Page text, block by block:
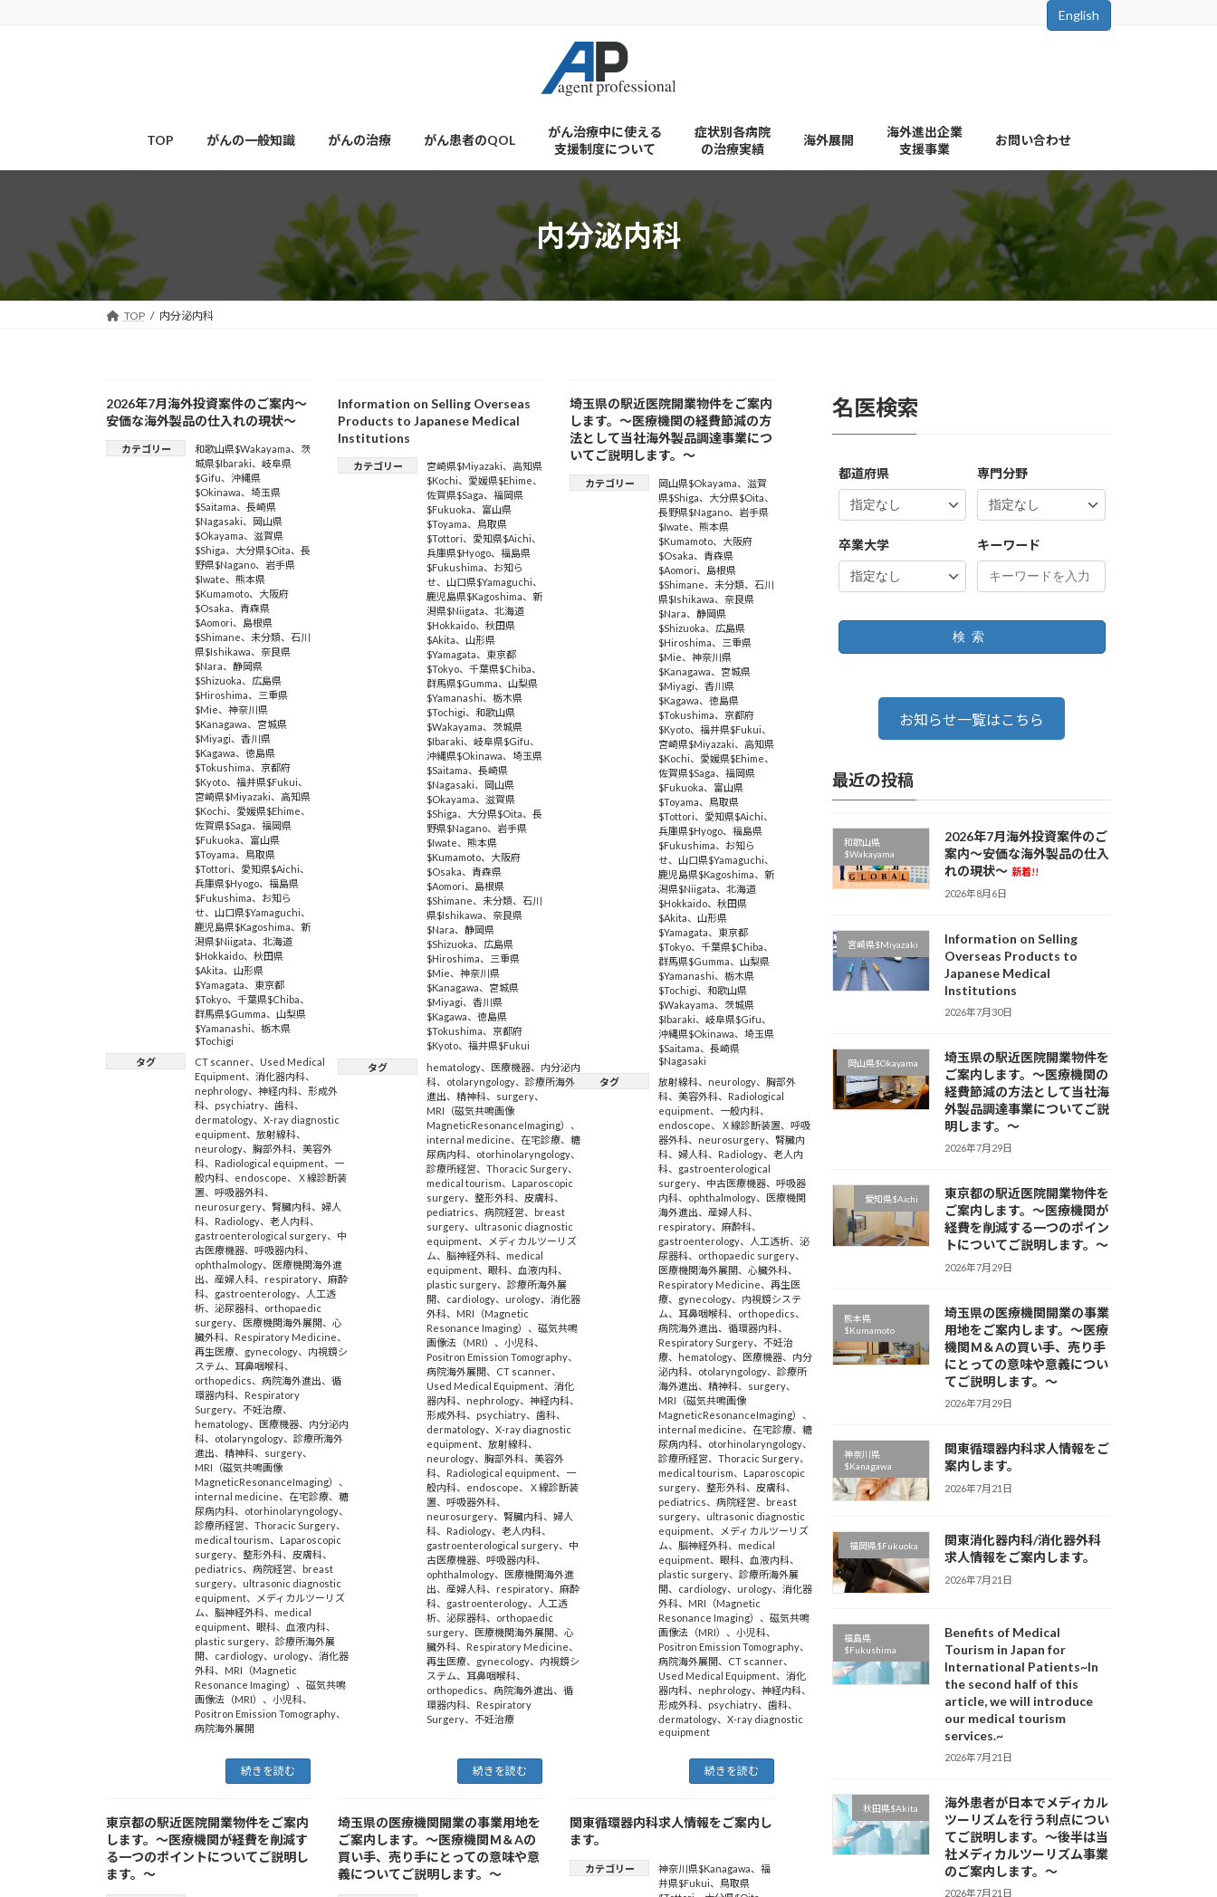
English
TOP がんの一般知識 がんの治療 がん患者のQOL
がん治療中に使える
支援制度について
症状別各病院
の治療実績
海外展開
海外進出企業
支援事業
お問い合わせ
内分泌内科
TOP 内分泌内科
2026年7月海外投資案件のご案内～
安価な海外製品の仕入れの現状～
カテゴリー 和歌山県$Wakayama、 茨
城県$Ibaraki、 岐阜県
$Gifu、 沖縄県
$Okinawa、 埼玉県
$Saitama、 長崎県
$Nagasaki、 岡山県
$Okayama、 滋賀県
$Shiga、 大分県$Oita、 長
野県$Nagano、 岩手県
$Iwate、 熊本県
$Kumamoto、 大阪府
$Osaka、 青森県
$Aomori、 島根県
$Shimane、 未分類、 石川
県$Ishikawa、 奈良県
$Nara、 静岡県
$Shizuoka、 広島県
$Hiroshima、 三重県
$Mie、 神奈川県
$Kanagawa、 宮城県
$Miyagi、 香川県
$Kagawa、 徳島県
$Tokushima、 京都府
$Kyoto、 福井県$Fukui、
宮崎県$Miyazaki、 高知県
$Kochi、 愛媛県$Ehime、
佐賀県$Saga、 福岡県
$Fukuoka、 富山県
$Toyama、 鳥取県
$Tottori、 愛知県$Aichi、
兵庫県$Hyogo、 福島県
$Fukushima、 お知ら
せ、 山口県$Yamaguchi、
鹿児島県$Kagoshima、 新
潟県$Niigata、 北海道
$Hokkaido、 秋田県
$Akita、 山形県
$Yamagata、 東京都
$Tokyo、 千葉県$Chiba、
群馬県$Gumma、 山梨県
$Yamanashi、 栃木県
$Tochigi
タグ
CT scanner、 Used Medical
Equipment、 消化器内科、
nephrology、 神経内科、 形成外
科、 psychiatry、 歯科、
dermatology、 X-ray diagnostic
equipment、 放射線科、
neurology、 胸部外科、 美容外
科、 Radiological equipment、 一
般内科、 endoscope、
Ｘ線診断装
置、 呼吸器外科、
neurosurgery、 腎臓内科、 婦人
科、 Radiology、 老人内科、
gastroenterological surgery、 中
古医療機器、 呼吸器内科、
ophthalmology、 医療機関海外進
出、 産婦人科、 respiratory、 麻酔
科、 gastroenterology、
人工透
析、 泌尿器科、 orthopaedic
surgery、 医療機関海外展開、 心
臓外科、 Respiratory Medicine、
再生医療、 gynecology、 内視鏡シ
ステム、 耳鼻咽喉科、
orthopedics、 病院海外進出、 循
環器内科、 Respiratory
Surgery、 不妊治療、
hematology、 医療機器、 内分泌内
科、 otolaryngology、 診療所海外
進出、 精神科、 surgery、
MRI（磁気共鳴画像
MagneticResonanceImaging） 、
internal medicine、 在宅診療、 糖
尿病内科、 otorhinolaryngology、
診療所経営、 Thoracic Surgery、
medical tourism、 Laparoscopic
surgery、 整形外科、 皮膚科、
pediatrics、 病院経営、 breast
surgery、 ultrasonic diagnostic
equipment、
メディカルツーリズ
ム、 脳神経外科、 medical
equipment、 眼科、 血液内科、
plastic surgery、 診療所海外展
開、 cardiology、 urology、 消化器
外科、 MRI（Magnetic
Resonance Imaging） 、 磁気共鳴
画像法（MRI） 、 小児科、
Positron Emission Tomography、
病院海外展開
続きを読む
Information on Selling Overseas
Products to Japanese Medical
Institutions
カテゴリー 宮崎県$Miyazaki、高知県
$Kochi、 愛媛県$Ehime、
佐賀県$Saga、福岡県
$Fukuoka、 富山県
$Toyama、 鳥取県
$Tottori、 愛知県$Aichi、
兵庫県$Hyogo、福島県
$Fukushima、 お知ら
せ、山口県$Yamaguchi、
鹿児島県$Kagoshima、新
潟県$Niigata、北海道
$Hokkaido、秋田県
$Akita、山形県
$Yamagata、 東京都
$Tokyo、千葉県$Chiba、
群馬県$Gumma、山梨県
$Yamanashi、栃木県
$Tochigi、和歌山県
$Wakayama、 茨城県
$Ibaraki、岐阜県$Gifu、
沖縄県$Okinawa、埼玉県
$Saitama、長崎県
$Nagasaki、 岡山県
$Okayama、滋賀県
$Shiga、 大分県$Oita、長
野県$Nagano、 岩手県
$Iwate、熊本県
$Kumamoto、 大阪府
$Osaka、青森県
$Aomori、 島根県
$Shimane、未分類、石川
県$Ishikawa、奈良県
$Nara、静岡県
$Shizuoka、 広島県
$Hiroshima、 三重県
$Mie、神奈川県
$Kanagawa、 宮城県
$Miyagi、香川県
$Kagawa、徳島県
$Tokushima、京都府
$Kyoto、福井県$Fukui
タグ
hematology、 医療機器、 内分泌内
科、 otolaryngology、診療所海外
進出、精神科、 surgery、
MRI（磁気共鳴画像
MagneticResonanceImaging）、
internal medicine、 在宅診療、糖
尿病内科、 otorhinolaryngology、
診療所経営、Thoracic Surgery、
medical tourism、 Laparoscopic
surgery、整形外科、 皮膚科、
pediatrics、病院経営、 breast
surgery、 ultrasonic diagnostic
equipment、
メディカルツーリズ
ム、脳神経外科、 medical
equipment、眼科、 血液内科、
plastic surgery、診療所海外展
開、 cardiology、 urology、消化器
外科、 MRI（Magnetic
Resonance Imaging）、磁気共鳴
画像法（MRI）、小児科、
Positron Emission Tomography、
病院海外展開、 CT scanner、
Used Medical Equipment、消化
器内科、 nephrology、神経内科、
形成外科、 psychiatry、歯科、
dermatology、X-ray diagnostic
equipment、放射線科、
neurology、胸部外科、美容外
科、 Radiological equipment、 一
般内科、 endoscope、
Ｘ線診断装
置、呼吸器外科、
neurosurgery、腎臓内科、婦人
科、 Radiology、老人内科、
gastroenterological surgery、 中
古医療機器、呼吸器内科、
ophthalmology、 医療機関海外進
出、産婦人科、 respiratory、麻酔
科、 gastroenterology、
人工透
析、泌尿器科、 orthopaedic
surgery、 医療機関海外展開、心
臓外科、 Respiratory Medicine、
再生医療、 gynecology、 内視鏡シ
ステム、 耳鼻咽喉科、
orthopedics、病院海外進出、循
環器内科、 Respiratory
Surgery、不妊治療
続きを読む
埼玉県の駅近医院開業物件をご案内
します。～医療機関の経費節減の方
法として当社海外製品調達事業につ
いてご説明します。～
カテゴリー 岡山県$Okayama、滋賀
県$Shiga、 大分県$Oita、
長野県$Nagano、 岩手県
$Iwate、熊本県
$Kumamoto、 大阪府
$Osaka、青森県
$Aomori、 島根県
$Shimane、未分類、石川
県$Ishikawa、奈良県
$Nara、静岡県
$Shizuoka、 広島県
$Hiroshima、 三重県
$Mie、神奈川県
$Kanagawa、 宮城県
$Miyagi、香川県
$Kagawa、徳島県
$Tokushima、京都府
$Kyoto、福井県$Fukui、
宮崎県$Miyazaki、高知県
$Kochi、 愛媛県$Ehime、
佐賀県$Saga、福岡県
$Fukuoka、 富山県
$Toyama、 鳥取県
$Tottori、 愛知県$Aichi、
兵庫県$Hyogo、福島県
$Fukushima、 お知ら
せ、山口県$Yamaguchi、
鹿児島県$Kagoshima、新
潟県$Niigata、北海道
$Hokkaido、秋田県
$Akita、山形県
$Yamagata、 東京都
$Tokyo、千葉県$Chiba、
群馬県$Gumma、山梨県
$Yamanashi、栃木県
$Tochigi、和歌山県
$Wakayama、 茨城県
$Ibaraki、岐阜県$Gifu、
沖縄県$Okinawa、埼玉県
$Saitama、長崎県
$Nagasaki
タグ
放射線科、 neurology、胸部外
科、美容外科、 Radiological
equipment、 一般内科、
endoscope、 Ｘ線診断装置、呼吸
器外科、 neurosurgery、腎臓内
科、婦人科、 Radiology、老人内
科、 gastroenterological
surgery、 中古医療機器、呼吸器
内科、 ophthalmology、 医療機関
海外進出、産婦人科、
respiratory、麻酔科、
gastroenterology、 人工透析、泌
尿器科、 orthopaedic surgery、
医療機関海外展開、心臓外科、
Respiratory Medicine、再生医
療、 gynecology、 内視鏡システ
ム、 耳鼻咽喉科、 orthopedics、
病院海外進出、循環器内科、
Respiratory Surgery、不妊治
療、 hematology、 医療機器、 内分
泌内科、 otolaryngology、診療所
海外進出、精神科、 surgery、
MRI（磁気共鳴画像
MagneticResonanceImaging）、
internal medicine、 在宅診療、糖
尿病内科、 otorhinolaryngology、
診療所経営、Thoracic Surgery、
medical tourism、 Laparoscopic
surgery、整形外科、 皮膚科、
pediatrics、病院経営、 breast
surgery、 ultrasonic diagnostic
equipment、
メディカルツーリズ
ム、脳神経外科、 medical
equipment、眼科、 血液内科、
plastic surgery、診療所海外展
開、 cardiology、 urology、消化器
外科、 MRI（Magnetic
Resonance Imaging）、磁気共鳴
画像法（MRI）、小児科、
Positron Emission Tomography、
病院海外展開、 CT scanner、
Used Medical Equipment、消化
器内科、 nephrology、神経内科、
形成外科、 psychiatry、歯科、
dermatology、X-ray diagnostic
equipment
続きを読む
東京都の駅近医院開業物件をご案内
します。～医療機関が経費を削減す
る一つのポイントについてご説明し
ます。～
埼玉県の医療機関開業の事業用地を
ご案内します。～医療機関Ｍ＆Aの
買い手、売り手にとっての意味や意
義についてご説明します。～
関東循環器内科求人情報をご案内し
ます。
カテゴリー 神奈川県$Kanagawa、福
井県$Fukui、 鳥取県
名医検索
都道府県 専門分野
卒業大学 キーワード
検索
お知らせ一覧はこちら
最近の投稿
和歌山県
$Wakayama
2026年7月海外投資案件のご
案内～安価な海外製品の仕入
れの現状～ 新着!!
2026年8月6日
宮崎県$Miyazaki
Information on Selling
Overseas Products to
Japanese Medical
Institutions
2026年7月30日
岡山県$Okayama
埼玉県の駅近医院開業物件を
ご案内します。～医療機関の
経費節減の方法として当社海
外製品調達事業についてご説
明します。～
2026年7月29日
愛知県$Aichi
東京都の駅近医院開業物件を
ご案内します。～医療機関が
経費を削減する一つのポイン
トについてご説明します。～
2026年7月29日
熊本県
$Kumamoto
埼玉県の医療機関開業の事業
用地をご案内します。～医療
機関Ｍ＆Aの買い手、売り手
にとっての意味や意義につい
てご説明します。～
2026年7月29日
神奈川県
$Kanagawa
関東循環器内科求人情報をご
案内します。
2026年7月21日
福岡県$Fukuoka
関東消化器内科/消化器外科
求人情報をご案内します。
2026年7月21日
福島県
$Fukushima
Benefits of Medical
Tourism in Japan for
International Patients~In
the second half of this
article, we will introduce
our medical tourism
services.~
2026年7月21日
秋田県$Akita
海外患者が日本でメディカル
ツーリズムを行う利点につい
てご説明します。～後半は当
社メディカルツーリズム事業
のご案内します。～
2026年7月21日